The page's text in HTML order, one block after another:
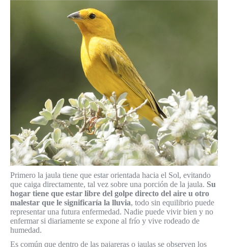
Primero la jaula tiene que estar orientada hacia el Sol, evitando
que caiga directamente, tal vez sobre una porción de la jaula. Su
hogar tiene que estar libre del golpe directo del aire u otro
malestar que le significaría la lluvia, todo sin equilibrio puede
representar una futura enfermedad. Nadie puede vivir bien y no
enfermar si diariamente se expone al frío y vive rodeado de
humedad.
Es común que dentro de las pajareras o jaulas se observen los